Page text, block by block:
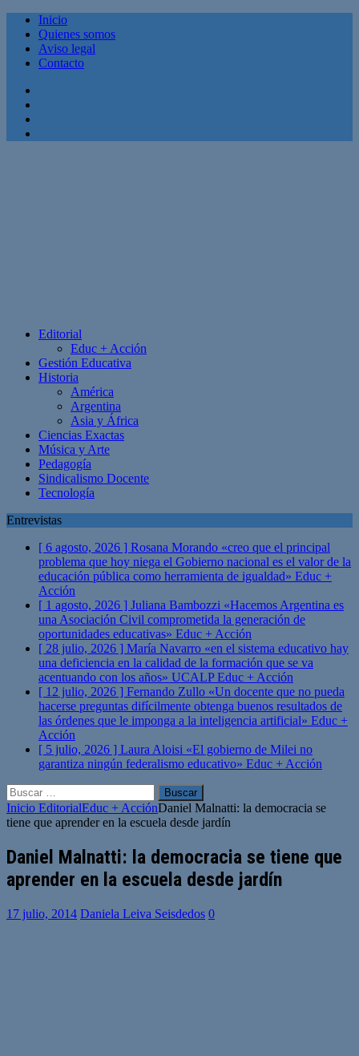
Inicio
Quienes somos
Aviso legal
Contacto
Editorial
Educ + Acción
Gestión Educativa
Historia
América
Argentina
Asia y África
Ciencias Exactas
Música y Arte
Pedagogía
Sindicalismo Docente
Tecnología
Entrevistas
[ 6 agosto, 2026 ] Rosana Morando «creo que el principal
problema que hoy niega el Gobierno nacional es el valor de la
educación pública como herramienta de igualdad» Educ +
Acción
[ 1 agosto, 2026 ] Juliana Bambozzi «Hacemos Argentina es
una Asociación Civil comprometida la generación de
oportunidades educativas» Educ + Acción
[ 28 julio, 2026 ] María Navarro «en el sistema educativo hay
una deficiencia en la calidad de la formación que se va
acentuando con los años» UCALPEduc + Acción
[ 12 julio, 2026 ] Fernando Zullo «Un docente que no pueda
hacerse preguntas difícilmente obtenga buenos resultados de
las órdenes que le imponga a la inteligencia artificial» Educ +
Acción
[ 5 julio, 2026 ] Laura Aloisi «El gobierno de Milei no
garantiza ningún federalismo educativo» Educ + Acción
Buscar:
Inicio EditorialEduc + AcciónDaniel Malnatti: la democracia se
tiene que aprender en la escuela desde jardín
Daniel Malnatti: la democracia se tiene que
aprender en la escuela desde jardín
17 julio, 2014 Daniela Leiva Seisdedos 0